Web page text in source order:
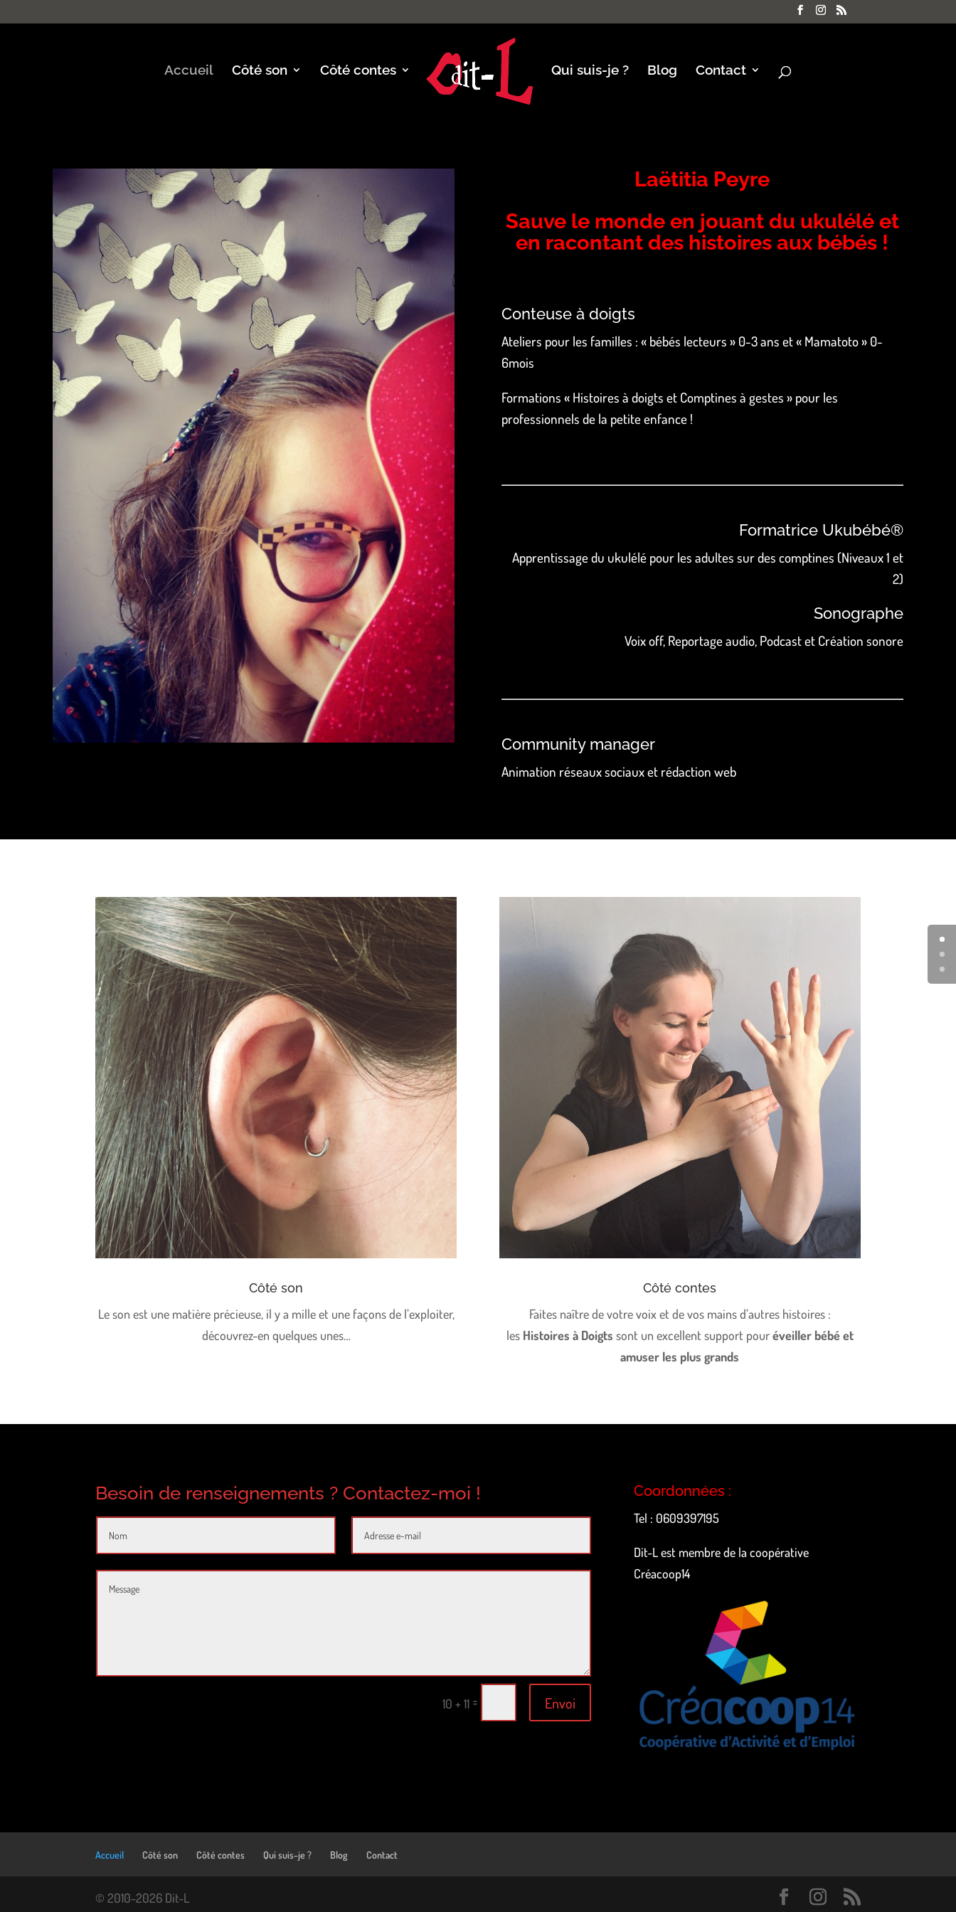
Accueil Côté son Côté contes Qui suis-je ? Blog Contact
Laëtitia Peyre
Sauve le monde en jouant du ukulélé et
en racontant des histoires aux bébés !
Conteuse à doigts
Ateliers pour les familles : « bébés lecteurs » 0-3 ans et « Mamatoto » 0-
6mois
Formations « Histoires à doigts et Comptines à gestes » pour les
professionnels de la petite enfance !
Formatrice Ukubébé®
Apprentissage du ukulélé pour les adultes sur des comptines (Niveaux 1 et
2)
Sonographe
Voix off, Reportage audio, Podcast et Création sonore
Community manager
Animation réseaux sociaux et rédaction web
Côté son
Le son est une matière précieuse, il y a mille et une façons de l’exploiter,
découvrez-en quelques unes…
Côté contes
Faites naître de votre voix et de vos mains d’autres histoires :
les Histoires à Doigts sont un excellent support pouréveiller bébé et
amuser les plus grands
Besoin de renseignements ? Contactez-moi !
10 + 11 = Envoi
Coordonnées :
Tel : 0609397195
Dit-L est membre de la coopérative
Créacoop14
Accueil Côté son Côté contes Qui suis-je ? Blog Contact
© 2010-2026 Dit-L